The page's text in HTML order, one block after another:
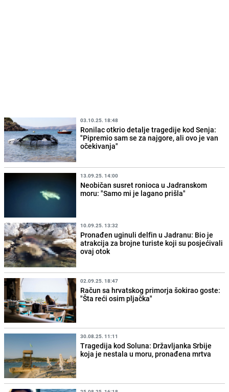
03.10.25. 18:48
Ronilac otkrio detalje tragedije kod Senja:
"Pipremio sam se za najgore, ali ovo je van
očekivanja"
13.09.25. 14:00
Neobičan susret ronioca u Jadranskom
moru: "Samo mi je lagano prišla"
10.09.25. 13:32
Pronađen uginuli delfin u Jadranu: Bio je
atrakcija za brojne turiste koji su posjećivali
ovaj otok
02.09.25. 18:47
Račun sa hrvatskog primorja šokirao goste:
"Šta reći osim pljačka"
30.08.25. 11:11
Tragedija kod Soluna: Državljanka Srbije
koja je nestala u moru, pronađena mrtva